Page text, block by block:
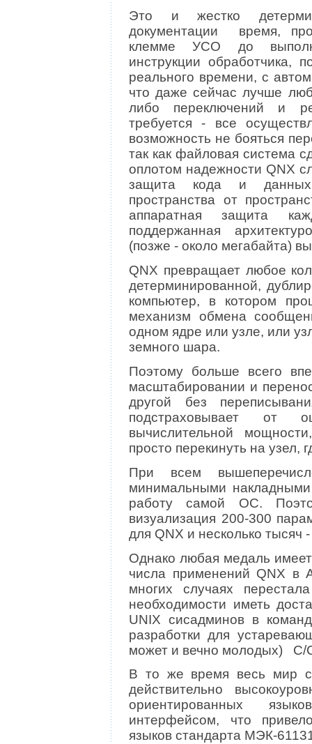
Это и жестко
документации время,
клемме УСО до
инструкции обработчика,
реального времени, с
что даже сейчас лучше
либо переключений и
требуется - все
возможность не бояться
так как файловая система
оплотом надежности QNX
защита кода и данных
пространства от
аппаратная защита
поддержанная
(позже - около мегабайта)
QNX превращает любое
детерминированной,
компьютер, в котором
механизм обмена
одном ядре или узле, или
земного шара.
Поэтому больше всего
масштабировании и
другой без
подстраховывает от
вычислительной
просто перекинуть на узел,
При всем
минимальными
работу самой ОС.
визуализация 200-300
для QNX и несколько тысяч
Однако любая медаль
числа применений QNX
многих случаях
необходимости иметь
UNIX сисадминов в
разработки для
может и вечно молодых) C/
В то же время весь мир
действительно
ориентированных
интерфейсом, что
языков стандарта МЭК-